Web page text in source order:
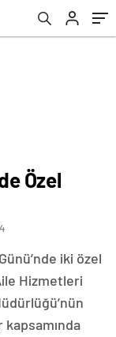
Özel
iki özel
Hizmetleri